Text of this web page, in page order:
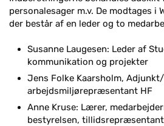
personalesager m.v. De modtages i
der består af en leder og to
Susanne Laugesen: Leder af
kommunikation og projekter
Jens Folke Kaarsholm,
arbejdsmiljørepræsentant HF
Anne Kruse: Lærer,
bestyrelsen, tillidsrepræsentant